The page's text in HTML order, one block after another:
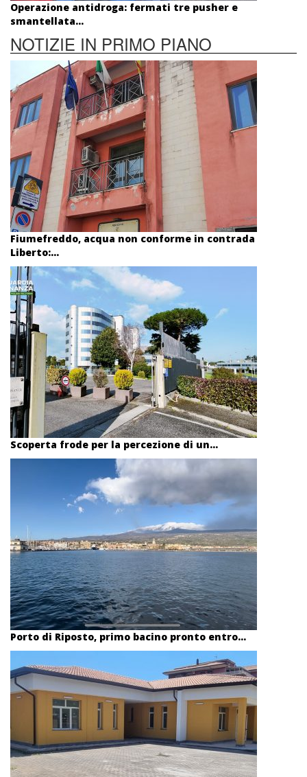
Operazione antidroga: fermati tre pusher e
smantellata...
NOTIZIE IN PRIMO PIANO
Fiumefreddo, acqua non conforme in contrada
Liberto:...
Scoperta frode per la percezione di un...
Porto di Riposto, primo bacino pronto entro...